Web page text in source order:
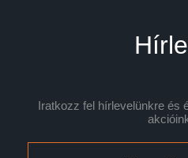
Iratkozz fel hírlevelünkre és